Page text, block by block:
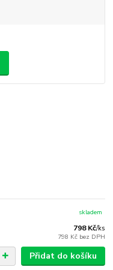
798 Kč/ks
798 Kč bez DPH
skladem
Přidat do košíku